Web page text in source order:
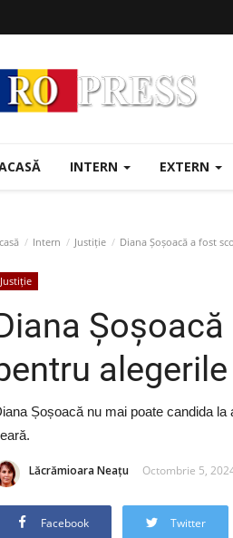
INTERN EXTERN
Intern Justiție Diana Șoșoacă a fost
Justiție
Șoșoacă nu mai poate candida
Lăcrămioara Neațu Octombrie 5,
Facebook Twitter